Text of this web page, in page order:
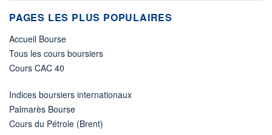
PAGES LES PLUS POPULAIRES
Accueil Bourse
Tous les cours boursiers
Cours CAC 40
Indices boursiers internationaux
Palmarès Bourse
Cours du Pétrole (Brent)